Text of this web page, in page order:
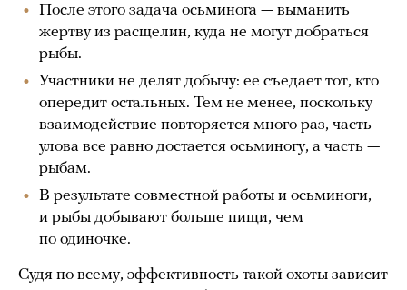
После этого задача осьминога — выманить
жертву из расщелин, куда не могут добраться
рыбы.
Участники не делят добычу: ее съедает тот, кто
опередит остальных. Тем не менее, поскольку
взаимодействие повторяется много раз, часть
улова все равно достается осьминогу, а часть —
рыбам.
В результате совместной работы и осьминоги,
и рыбы добывают больше пищи, чем
по одиночке.
Судя по всему, эффективность такой охоты зависит